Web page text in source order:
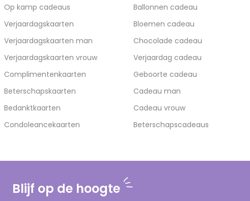
Op kamp cadeaus
Verjaardagskaarten
Verjaardagskaarten man
Verjaardagskaarten vrouw
Complimentenkaarten
Beterschapskaarten
Bedanktkaarten
Condoleancekaarten
Ballonnen cadeau
Bloemen cadeau
Chocolade cadeau
Verjaardag cadeau
Geboorte cadeau
Cadeau man
Cadeau vrouw
Beterschapscadeaus
Blijf op de hoogte